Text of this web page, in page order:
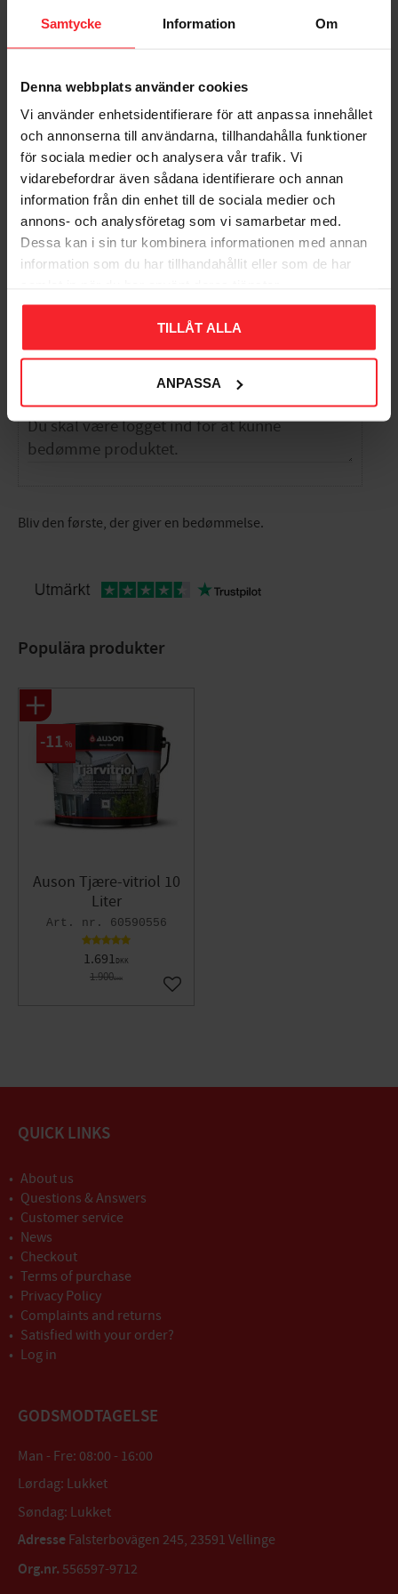
Samtycke Information Om
Denna webbplats använder cookies
Vi använder enhetsidentifierare för att anpassa innehållet
och annonserna till användarna, tillhandahålla funktioner
för sociala medier och analysera vår trafik. Vi
vidarebefordrar även sådana identifierare och annan
information från din enhet till de sociala medier och
annons- och analysföretag som vi samarbetar med.
Dessa kan i sin tur kombinera informationen med annan
information som du har tillhandahållit eller som de har
TILLÅT ALLA
ANPASSA
Bliv den første, der giver en bedømmelse.
Løfteøjemøtrik LH FZV,
M10, Fast 105201
001351527
26DKK
Gem som favorit
Løfteøjemøtrik LH FZV
M8, Fast 105200
001351526
21DKK
Populära produkter
Auson Tjære-vitriol 10
Liter
60590556
1.691DKK
1.900DKK
11 %
Gem som favorit
QUICK LINKS
About us
Questions & Answers
Customer service
News
Checkout
Terms of purchase
Privacy Policy
Complaints and returns
Satisfied with your order?
Log in
GODSMODTAGELSE
Man - Fre: 08:00 - 16:00
Lørdag: Lukket
Søndag: Lukket
Adresse Falsterbovägen 245, 23591 Vellinge
Org.nr. 556597-9712